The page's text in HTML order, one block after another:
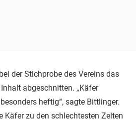
der Stichprobe des Vereins das
abgeschnitten. „Käfer
heftig“, sagte Bittlinger.
Käfer zu den schlechtesten Zelten